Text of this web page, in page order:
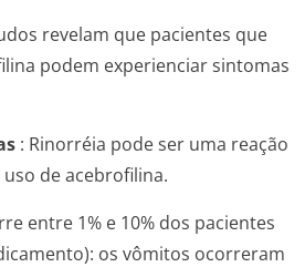
revelam que pacientes que
podem experienciar sintomas
: Rinorréia pode ser uma reação
de acebrofilina.
entre 1% e 10% dos pacientes
os vômitos ocorreram